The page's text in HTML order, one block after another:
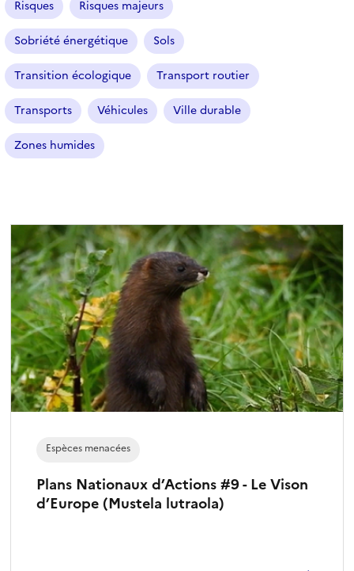
Risques Risques majeurs
Sobriété énergétique Sols
Transition écologique Transport routier
Transports Véhicules Ville durable
Zones humides
Plans Nationaux d’Actions #9 - Le Vison
d’Europe (Mustela lutraola)
Espèces menacées